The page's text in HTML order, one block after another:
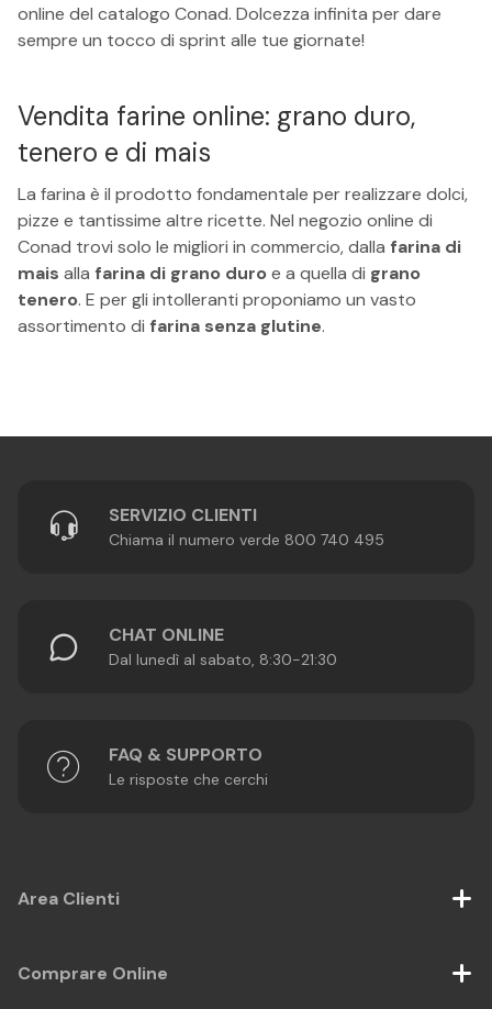
online del catalogo Conad. Dolcezza infinita per dare
sempre un tocco di sprint alle tue giornate!
Vendita farine online: grano duro,
tenero e di mais
La farina è il prodotto fondamentale per realizzare dolci,
pizze e tantissime altre ricette. Nel negozio online di
Conad trovi solo le migliori in commercio, dalla farina di
mais alla farina di grano duro e a quella di grano
tenero. E per gli intolleranti proponiamo un vasto
assortimento di farina senza glutine.
SERVIZIO CLIENTI
Chiama il numero verde 800 740 495
CHAT ONLINE
Dal lunedì al sabato, 8:30-21:30
FAQ & SUPPORTO
Le risposte che cerchi
Area Clienti
Comprare Online